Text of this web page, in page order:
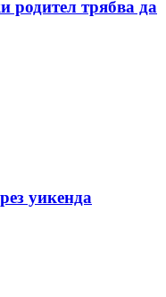
родител трябва да
уикенда